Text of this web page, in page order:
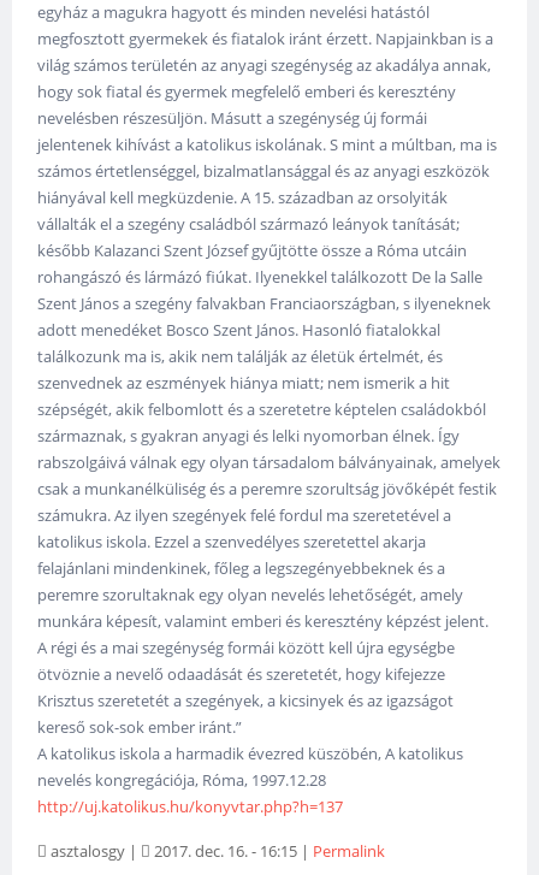
egyház a magukra hagyott és minden nevelési hatástól
megfosztott gyermekek és fiatalok iránt érzett. Napjainkban is a
világ számos területén az anyagi szegénység az akadálya annak,
hogy sok fiatal és gyermek megfelelő emberi és keresztény
nevelésben részesüljön. Másutt a szegénység új formái
jelentenek kihívást a katolikus iskolának. S mint a múltban, ma is
számos értetlenséggel, bizalmatlansággal és az anyagi eszközök
hiányával kell megküzdenie. A 15. században az orsolyiták
vállalták el a szegény családból származó leányok tanítását;
később Kalazanci Szent József gyűjtötte össze a Róma utcáin
rohangászó és lármázó fiúkat. Ilyenekkel találkozott De la Salle
Szent János a szegény falvakban Franciaországban, s ilyeneknek
adott menedéket Bosco Szent János. Hasonló fiatalokkal
találkozunk ma is, akik nem találják az életük értelmét, és
szenvednek az eszmények hiánya miatt; nem ismerik a hit
szépségét, akik felbomlott és a szeretetre képtelen családokból
származnak, s gyakran anyagi és lelki nyomorban élnek. Így
rabszolgáivá válnak egy olyan társadalom bálványainak, amelyek
csak a munkanélküliség és a peremre szorultság jövőképét festik
számukra. Az ilyen szegények felé fordul ma szeretetével a
katolikus iskola. Ezzel a szenvedélyes szeretettel akarja
felajánlani mindenkinek, főleg a legszegényebbeknek és a
peremre szorultaknak egy olyan nevelés lehetőségét, amely
munkára képesít, valamint emberi és keresztény képzést jelent.
A régi és a mai szegénység formái között kell újra egységbe
ötvöznie a nevelő odaadását és szeretetét, hogy kifejezze
Krisztus szeretetét a szegények, a kicsinyek és az igazságot
kereső sok-sok ember iránt.”
A katolikus iskola a harmadik évezred küszöbén, A katolikus
nevelés kongregációja, Róma, 1997.12.28
http://uj.katolikus.hu/konyvtar.php?h=137
asztalosgy | 2017. dec. 16. - 16:15 | Permalink